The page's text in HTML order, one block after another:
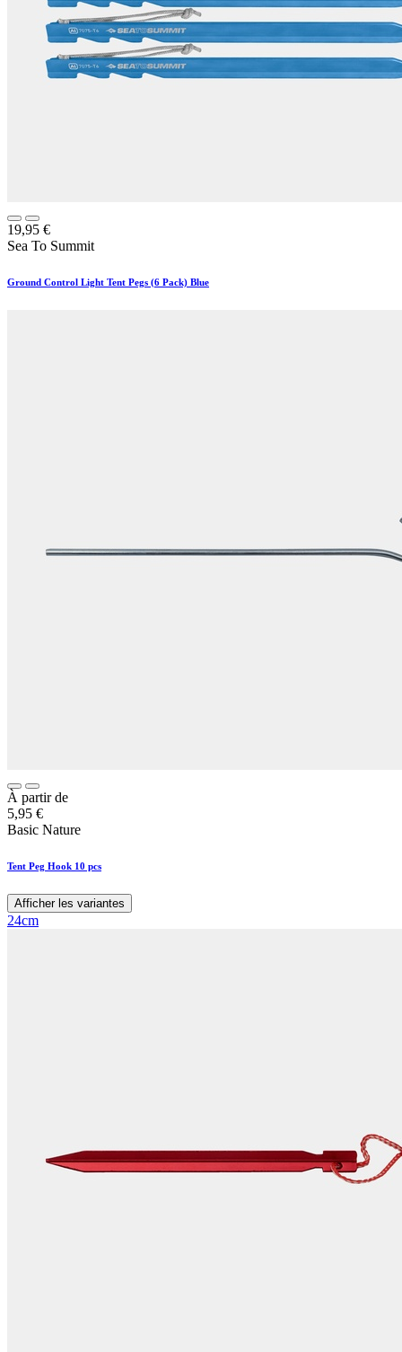
19,95 €
Sea To Summit
Ground Control Light Tent Pegs (6 Pack) Blue
À partir de
5,95 €
Basic Nature
Tent Peg Hook 10 pcs
Afficher les variantes
24cm